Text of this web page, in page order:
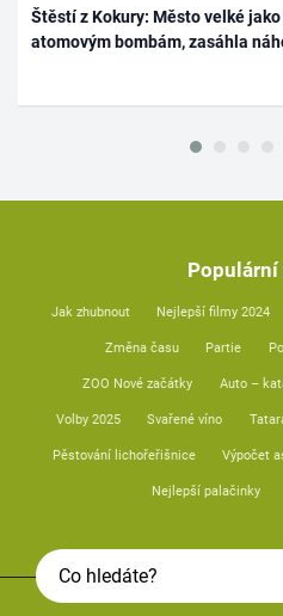
Štěstí z Kokury: Město velké
atomovým bombám, zasáhla
Populární
Jak zhubnout Nejlepší filmy 2024
Změna času Partie
ZOO Nové začátky Auto –
Volby 2025 Svařené víno
Pěstování lichořeřišnice Výpočet
Nejlepší palačinky